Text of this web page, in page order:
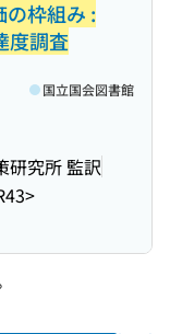
の枠組み :
度調査
研究所 監訳
国立国会図書館